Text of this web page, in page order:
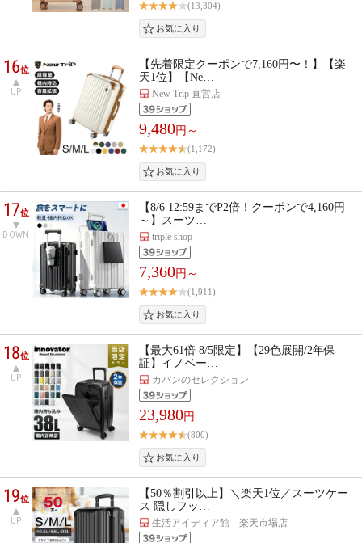
(13,304)
16位
UP
【先着限定クーポンで7,160円〜！】【楽
天1位】【Ne…
New Trip 直営店
9,480円～
(1,172)
17位
DOWN
【8/6 12:59までP2倍！クーポンで4,160円
～】スーツ…
triple shop
7,360円～
(1,911)
18位
UP
【最大61倍 8/5限定】【29色展開/2年保
証】イノベー…
カバンのセレクション
23,980円
(800)
19位
UP
【50％割引以上】＼楽天1位／スーツケー
ス 隠しフッ…
生活アイディア館 楽天市場店